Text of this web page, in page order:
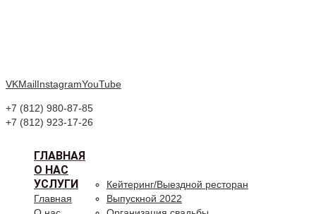
VKMailInstagramYouTube
+7 (812) 980-87-85
+7 (812) 923-17-26
ГЛАВНАЯ
О НАС
УСЛУГИ
Кейтеринг/Выездной ресторан
Выпускной 2022
Главная